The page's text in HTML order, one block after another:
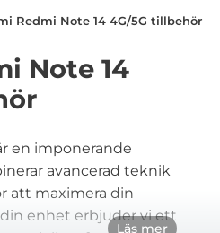
Redmi Note 14 4G/5G tillbehör
Note 14
Läs mer
en imponerande
avancerad teknik
att maximera din
enhet erbjuder vi ett